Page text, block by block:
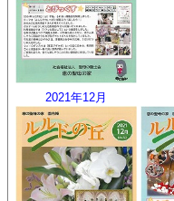
2021年12月